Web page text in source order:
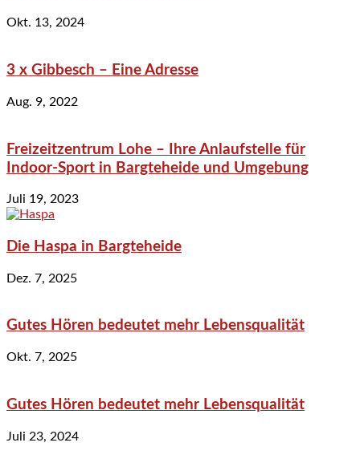
Okt. 13, 2024
3 x Gibbesch – Eine Adresse
Aug. 9, 2022
Freizeitzentrum Lohe – Ihre Anlaufstelle für
Indoor-Sport in Bargteheide und Umgebung
Juli 19, 2023
Die Haspa in Bargteheide
Dez. 7, 2025
Gutes Hören bedeutet mehr Lebensqualität
Okt. 7, 2025
Gutes Hören bedeutet mehr Lebensqualität
Juli 23, 2024